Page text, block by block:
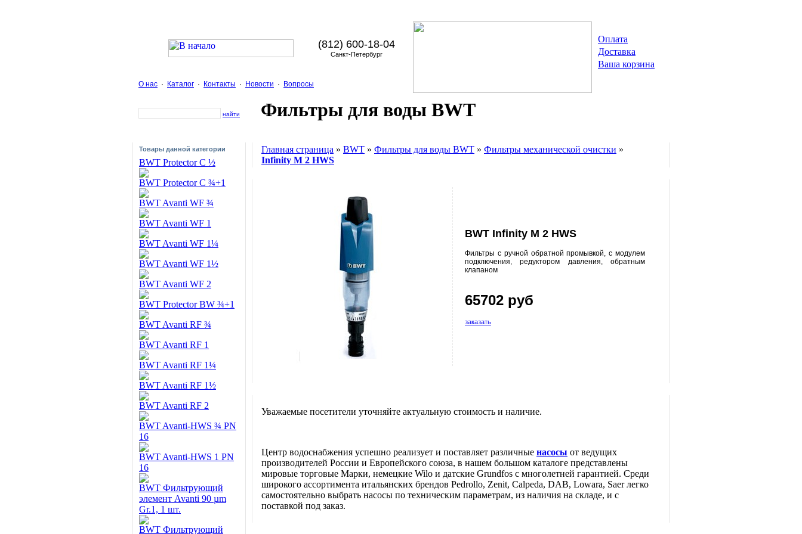
(812) 600-18-04
Санкт-Петербург
О нас · Каталог · Контакты · Новости · Вопросы
Оплата
Доставка
Ваша корзина
найти Фильтры для воды BWT
Товары данной категории
BWT Protector C ½
BWT Protector C ¾+1
BWT Avanti WF ¾
BWT Avanti WF 1
BWT Avanti WF 1¼
BWT Avanti WF 1½
BWT Avanti WF 2
BWT Protector BW ¾+1
BWT Avanti RF ¾
BWT Avanti RF 1
BWT Avanti RF 1¼
BWT Avanti RF 1½
BWT Avanti RF 2
BWT Avanti-HWS ¾ PN
16
BWT Avanti-HWS 1 PN
16
BWT Фильтрующий
элемент Avanti 90 µm
Gr.1, 1 шт.
BWT Фильтрующий
Главная страница » BWT » Фильтры для воды BWT » Фильтры механической очистки »
Infinity M 2 HWS
BWT Infinity M 2 HWS
Фильтры с ручной обратной промывкой, с модулем
подключения, редуктором давления, обратным
клапаном
65702 руб
заказать
Уважаемые посетители уточняйте актуальную стоимость и наличие.
Центр водоснабжения успешно реализует и поставляет различные насосы от ведущих
производителей России и Европейского союза, в нашем большом каталоге представлены
мировые торговые Марки, немецкие Wilo и датские Grundfos с многолетней гарантией. Среди
широкого ассортимента итальянских брендов Pedrollo, Zenit, Calpeda, DAB, Lowara, Saer легко
самостоятельно выбрать насосы по техническим параметрам, из наличия на складе, и с
поставкой под заказ.